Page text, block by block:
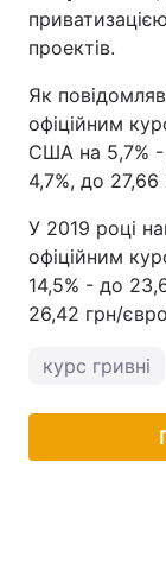
проектів.
Як
офіційним
США на 5,7% -
4,7%, до 27,66
У 2019 році
офіційним
14,5% - до
26,42 грн/
курс гривні